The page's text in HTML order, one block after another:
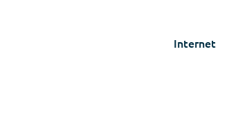
Internet